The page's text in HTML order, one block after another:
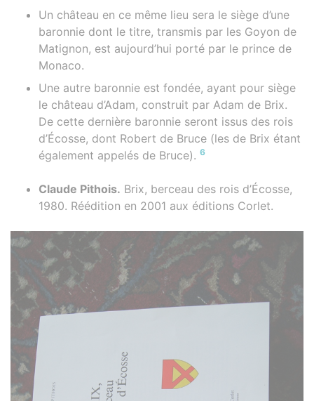
Un château en ce même lieu sera le siège d’une
baronnie dont le titre, transmis par les Goyon de
Matignon, est aujourd’hui porté par le prince de
Monaco.
Une autre baronnie est fondée, ayant pour siège
le château d’Adam, construit par Adam de Brix.
De cette dernière baronnie seront issus des rois
d’Écosse, dont Robert de Bruce (les de Brix étant
également appelés de Bruce). 6
Claude Pithois. Brix, berceau des rois d’Écosse,
1980. Réédition en 2001 aux éditions Corlet.